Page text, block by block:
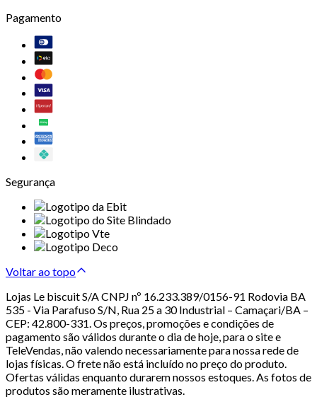
Pagamento
Segurança
Voltar ao topo
Lojas Le biscuit S/A CNPJ nº 16.233.389/0156-91 Rodovia BA
535 - Via Parafuso S/N, Rua 25 a 30 Industrial – Camaçari/BA –
CEP: 42.800-331. Os preços, promoções e condições de
pagamento são válidos durante o dia de hoje, para o site e
TeleVendas, não valendo necessariamente para nossa rede de
lojas físicas. O frete não está incluído no preço do produto.
Ofertas válidas enquanto durarem nossos estoques. As fotos de
produtos são meramente ilustrativas.